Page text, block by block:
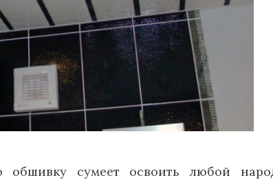
обшивку сумеет освоить любой